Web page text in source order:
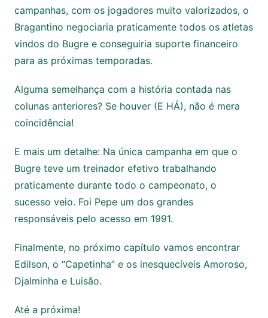
campanhas, com os jogadores muito valorizados, o
Bragantino negociaria praticamente todos os atletas
vindos do Bugre e conseguiria suporte financeiro
para as próximas temporadas.
Alguma semelhança com a história contada nas
colunas anteriores? Se houver (E HÁ), não é mera
coincidência!
E mais um detalhe: Na única campanha em que o
Bugre teve um treinador efetivo trabalhando
praticamente durante todo o campeonato, o
sucesso veio. Foi Pepe um dos grandes
responsáveis pelo acesso em 1991.
Finalmente, no próximo capítulo vamos encontrar
Edilson, o “Capetinha” e os inesquecíveis Amoroso,
Djalminha e Luisão.
Até a próxima!